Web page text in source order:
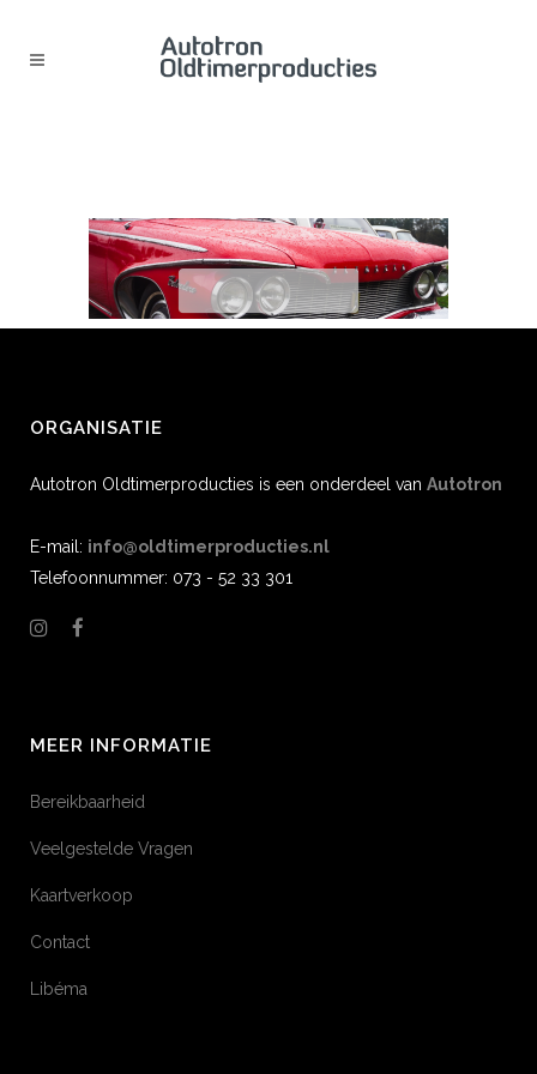
ORGANISATIE
Autotron Oldtimerproducties is een onderdeel van Autotron
E-mail: info@oldtimerproducties.nl
Telefoonnummer: 073 - 52 33 301
MEER INFORMATIE
Bereikbaarheid
Veelgestelde Vragen
Kaartverkoop
Contact
Libéma